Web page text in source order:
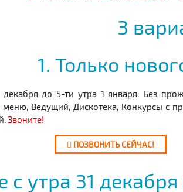
3
1. Только
декабря до 5-ти утра 1 января. Без
Ведущий, Дискотека, Конкурсы с
Звоните!
ПОЗВОНИТЬ СЕЙЧАС!
утра 31 декабря